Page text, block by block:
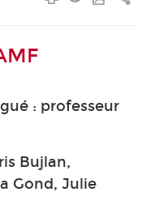
: professeur
Bujlan,
Gond, Julie